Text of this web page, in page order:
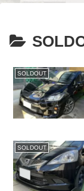
SOLDOUT
SOLDOUT